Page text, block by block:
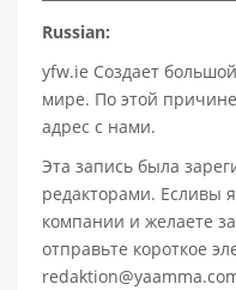
Russian:
yfw.ie Создает
мире. По этой
адрес с нами.
Эта запись была
редакторами. Есливы
компании и желаете
отправьте короткое